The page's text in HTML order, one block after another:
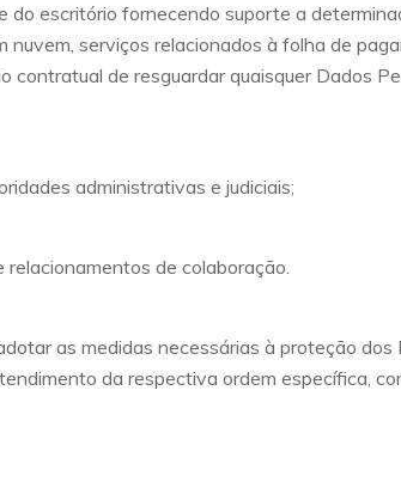
escritório fornecendo suporte a
serviços relacionados à folha de
contratual de resguardar quaisquer Dados
administrativas e judiciais;
relacionamentos de colaboração.
as medidas necessárias à proteção
da respectiva ordem específica,